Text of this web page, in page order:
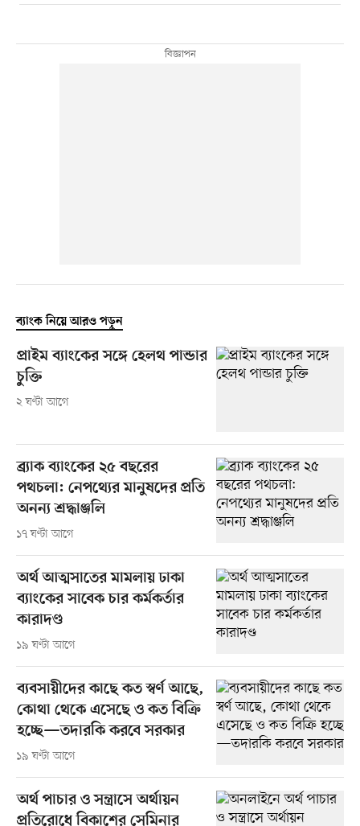
ব্যাংক নিয়ে আরও পড়ুন
প্রাইম ব্যাংকের সঙ্গে হেলথ পান্ডার
চুক্তি
২ ঘণ্টা আগে
ব্র্যাক ব্যাংকের ২৫ বছরের
পথচলা: নেপথ্যের মানুষদের প্রতি
অনন্য শ্রদ্ধাঞ্জলি
১৭ ঘণ্টা আগে
অর্থ আত্মসাতের মামলায় ঢাকা
ব্যাংকের সাবেক চার কর্মকর্তার
কারাদণ্ড
১৯ ঘণ্টা আগে
ব্যবসায়ীদের কাছে কত স্বর্ণ আছে,
কোথা থেকে এসেছে ও কত বিক্রি
হচ্ছে—তদারকি করবে সরকার
১৯ ঘণ্টা আগে
অর্থ পাচার ও সন্ত্রাসে অর্থায়ন
প্রতিরোধে বিকাশের সেমিনার